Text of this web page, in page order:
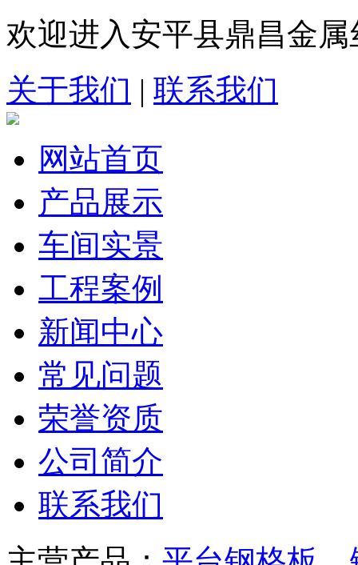
欢迎进入安平县鼎昌金
关于我们 | 联系我们
网站首页
产品展示
车间实景
工程案例
新闻中心
常见问题
荣誉资质
公司简介
联系我们